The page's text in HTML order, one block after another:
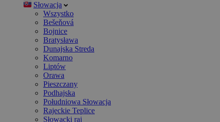
Słowacja
Wszystko
Bešeňová
Bojnice
Bratysława
Dunajska Streda
Komarno
Liptów
Orawa
Pieszczany
Podhajska
Południowa Słowacja
Rajeckie Teplice
Słowacki raj